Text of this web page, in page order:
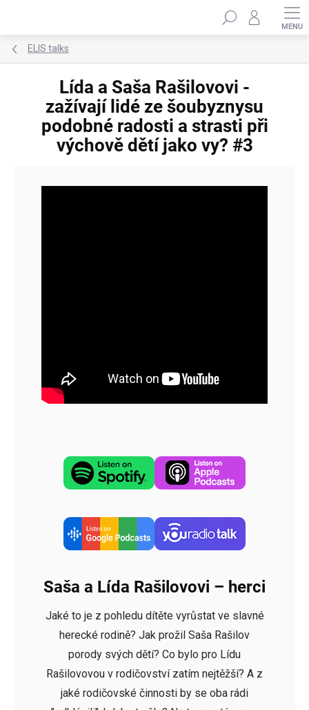
Hledat
ELIS talks
Lída a Saša Rašilovovi -
zažívají lidé ze šoubyznysu
podobné radosti a strasti při
výchově dětí jako vy? #3
Saša a Lída Rašilovovi – herci
Jaké to je z pohledu dítěte vyrůstat ve slavné
herecké rodině? Jak prožil Saša Rašilov
porody svých dětí? Co bylo pro Lídu
Rašilovovou v rodičovství zatím nejtěžší? A z
jaké rodičovské činnosti by se oba rádi